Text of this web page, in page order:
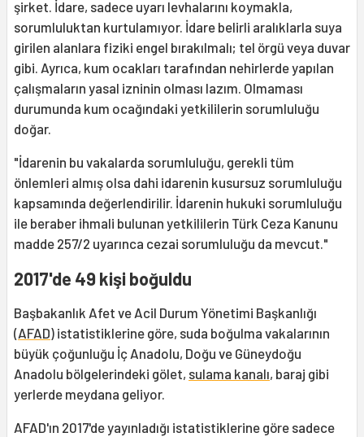
şirket. İdare, sadece uyarı levhalarını koymakla,
sorumluluktan kurtulamıyor. İdare belirli aralıklarla suya
girilen alanlara fiziki engel bırakılmalı; tel örgü veya duvar
gibi. Ayrıca, kum ocakları tarafından nehirlerde yapılan
çalışmaların yasal izninin olması lazım. Olmaması
durumunda kum ocağındaki yetkililerin sorumluluğu
doğar.
"İdarenin bu vakalarda sorumluluğu, gerekli tüm
önlemleri almış olsa dahi idarenin kusursuz sorumluluğu
kapsamında değerlendirilir. İdarenin hukuki sorumluluğu
ile beraber ihmali bulunan yetkililerin Türk Ceza Kanunu
madde 257/2 uyarınca cezai sorumluluğu da mevcut."
2017'de 49 kişi boğuldu
Başbakanlık Afet ve Acil Durum Yönetimi Başkanlığı
(AFAD) istatistiklerine göre, suda boğulma vakalarının
büyük çoğunluğu İç Anadolu, Doğu ve Güneydoğu
Anadolu bölgelerindeki gölet, sulama kanalı, baraj gibi
yerlerde meydana geliyor.
AFAD'ın 2017'de yayınladığı istatistiklerine göre sadece